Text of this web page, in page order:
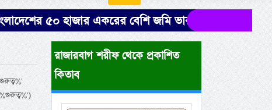
৫০ হাজার একরের বেশি জমি ভারতের দখলে। উদ্ধারে নেই
রাজারবাগ শরীফ থেকে প্রকাশিত
কিতাব